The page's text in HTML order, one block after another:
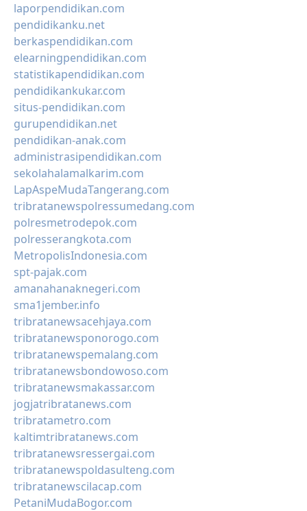
laporpendidikan.com
pendidikanku.net
berkaspendidikan.com
elearningpendidikan.com
statistikapendidikan.com
pendidikankukar.com
situs-pendidikan.com
gurupendidikan.net
pendidikan-anak.com
administrasipendidikan.com
sekolahalamalkarim.com
LapAspeMudaTangerang.com
tribratanewspolressumedang.com
polresmetrodepok.com
polresserangkota.com
MetropolisIndonesia.com
spt-pajak.com
amanahanaknegeri.com
sma1jember.info
tribratanewsacehjaya.com
tribratanewsponorogo.com
tribratanewspemalang.com
tribratanewsbondowoso.com
tribratanewsmakassar.com
jogjatribratanews.com
tribratametro.com
kaltimtribratanews.com
tribratanewsressergai.com
tribratanewspoldasulteng.com
tribratanewscilacap.com
PetaniMudaBogor.com